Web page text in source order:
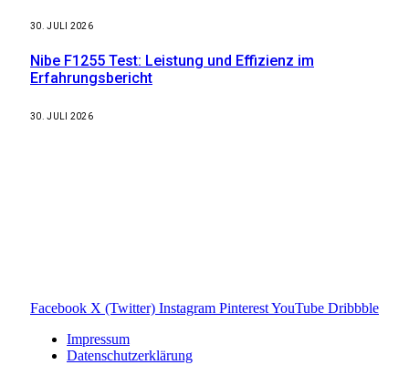
30. JULI 2026
Nibe F1255 Test: Leistung und Effizienz im
Erfahrungsbericht
30. JULI 2026
Facebook X (Twitter) Instagram PinterestYouTube Dribbble
Impressum
Datenschutzerklärung